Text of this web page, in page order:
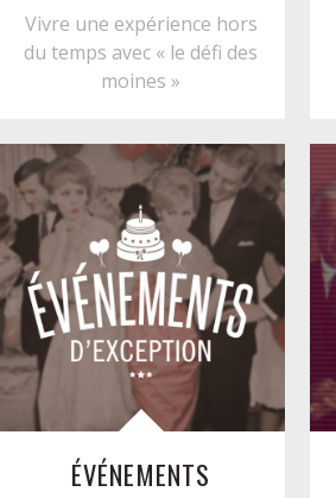
Vivre une expérience hors
du temps avec « le défi des
moines »
ÉVÉNEMENTS